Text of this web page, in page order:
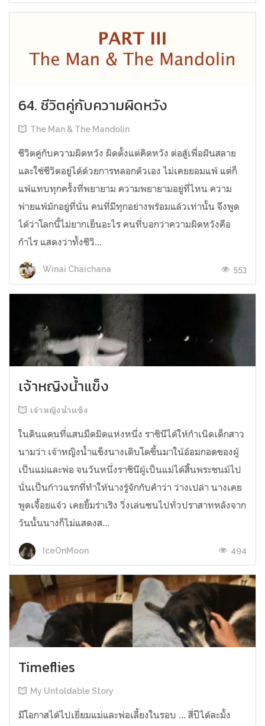
64. ชีวิตคู่กับความผิดหวัง
The Man & The Mandolin
ชีวิตคู่กับความผิดหวัง ผิดตั้งแต่คิดหวัง ต่อสู้เพื่อฝันสลาย
และใช้ชีวิตอยู่ได้ด้วยการหลอกตัวเอง ไม่เคยยอมแพ้ แต่ก็
แพ้แทบทุกครั้งที่พยายาม ความพยายามอยู่ที่ไหน ความ
พ่ายแพ้มักอยู่ที่นั่น คนที่มีทุกอย่างพร้อมแล้วเท่านั้น จึงพูด
ได้ว่าโลกนี้ไม่ยากเย็นอะไร คนที่บอกว่าความผิดหวังคือ
กำไร แสดงว่าทั้งชีวิ...
Winai Chaichana 553
เจ้าหญิงน้ำแข็ง
เจ้าหญิงน้ำแข็ง
ในดินแดนที่แสนมืดมิดแห่งหนึ่ง ราชินีได้ให้กำเนิดเด็กสาว
นามว่า เจ้าหญิงน้ำแข็งนางเติบโตขึ้นมาใน้อ้อมกอดของผู้
เป็นแม่และพ่อ จนวันหนึ่งราชินีผู้เป็นแม่ได้สิ้นพระชนม์ไป
นั่นเป็นก้าวแรกที่ทำให้นางรู้จักกับคำว่า ว่างเปล่า นางเคย
พูดเจื้อยแจ้ว เคยยิ้มร่าเริง วิ่งเล่นซนไปทั่วปราสาทหลังจาก
วันนั้นนางก็ไม่แสดงส...
IceOnMoon 494
Timeflies
My Untoldable Story
มีโอกาสได้ไปเยี่ยมแม่และพ่อเลี้ยงในรอบ ... สี่ปีได้ละมั้ง